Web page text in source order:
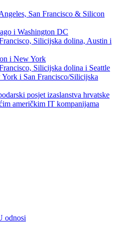
San Francisco & Silicon
i Washington DC
Silicijska dolina, Austin i
i New York
Silicijska dolina i Seattle
i San Francisco/Silicijska
posjet izaslanstva hrvatske
američkim IT kompanijama
odnosi